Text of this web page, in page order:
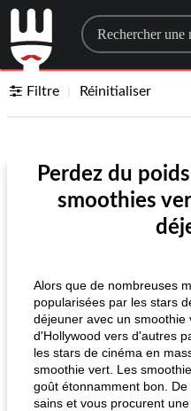
Search for a
Filtre Réinitialiser
Perdez du
smoothies
Alors que de nombreuses
popularisées par les stars
déjeuner avec un
d'Hollywood vers d'autres
les stars de cinéma en
smoothie vert. Les
goût étonnamment bon.
sains et vous procurent